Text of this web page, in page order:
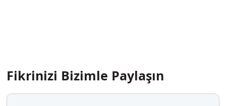
Fikrinizi Bizimle Paylaşın
Yorum